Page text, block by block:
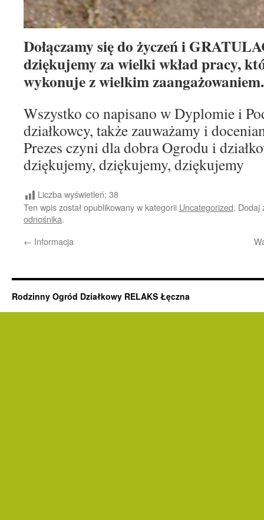
Dołączamy się do życzeń i
dziękujemy za wielki wkład pracy,
wykonuje z wielkim zaangażowaniem.
Wszystko co napisano w Dyplomie i
działkowcy, także zauważamy i
Prezes czyni dla dobra Ogrodu i
dziękujemy, dziękujemy, dziękujemy
Liczba wyświetleń: 38
Ten wpis został opublikowany w kategorii Uncategorized. Dodaj
odnośnika.
← Informacja
Rodzinny Ogród Działkowy RELAKS Łęczna